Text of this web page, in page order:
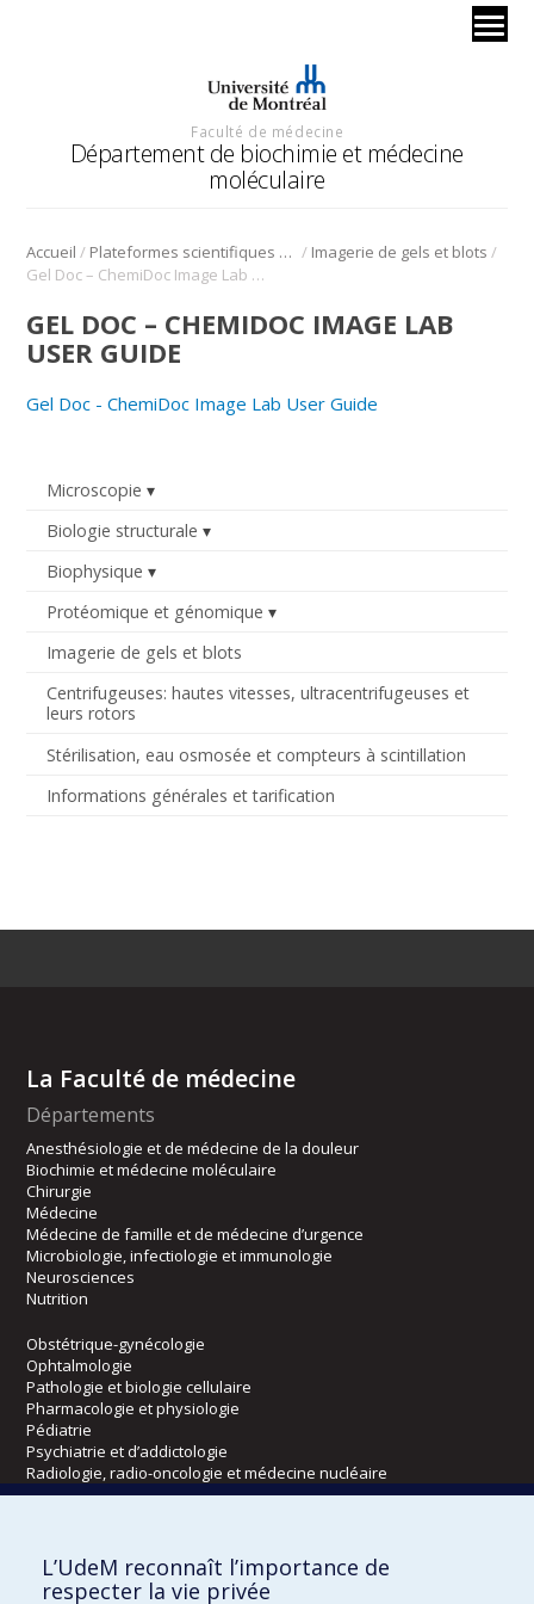
Faculté de médecine
Département de biochimie et médecine
moléculaire
Accueil / Plateformes scientifiques BMM / Imagerie de gels et blots /
Gel Doc – ChemiDoc Image Lab User Guide
Microscopie
Biologie structurale
Biophysique
Protéomique et génomique
Imagerie de gels et blots
Centrifugeuses: hautes vitesses, ultracentrifugeuses et
leurs rotors
Stérilisation, eau osmosée et compteurs à scintillation
Informations générales et tarification
GEL DOC – CHEMIDOC IMAGE LAB
USER GUIDE
Gel Doc - ChemiDoc Image Lab User Guide
La Faculté de médecine
Départements
Anesthésiologie et de médecine de la douleur
Biochimie et médecine moléculaire
Chirurgie
Médecine
Médecine de famille et de médecine d’urgence
Microbiologie, infectiologie et immunologie
Neurosciences
Nutrition
Obstétrique-gynécologie
Ophtalmologie
Pathologie et biologie cellulaire
Pharmacologie et physiologie
Pédiatrie
Psychiatrie et d’addictologie
Radiologie, radio-oncologie et médecine nucléaire
Écoles
Kinésiologie et des sciences de l’activité physique
L’UdeM reconnaît l’importance de
respecter la vie privée